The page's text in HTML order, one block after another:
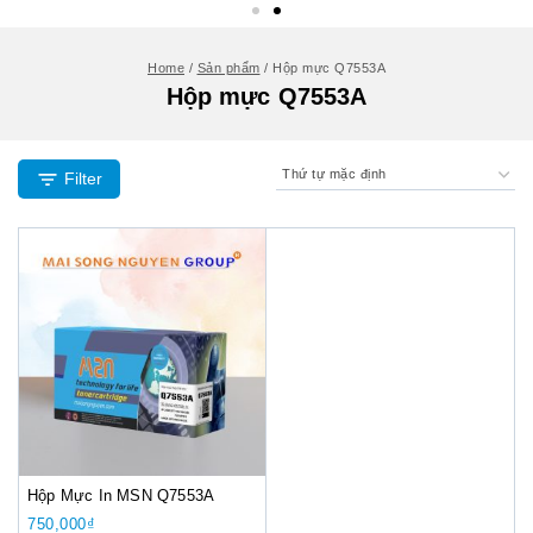
Home / Sản phẩm / Hộp mực Q7553A
Hộp mực Q7553A
Filter
Hộp Mực In MSN Q7553A
750,000₫